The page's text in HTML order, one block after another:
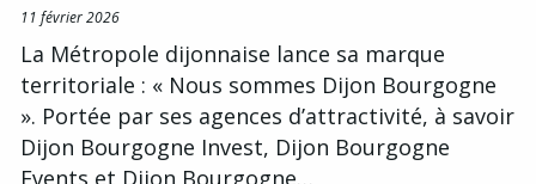
11 février 2026
La Métropole dijonnaise lance sa marque
territoriale : « Nous sommes Dijon Bourgogne
». Portée par ses agences d’attractivité, à savoir
Dijon Bourgogne Invest, Dijon Bourgogne
Events et Dijon Bourgogne…